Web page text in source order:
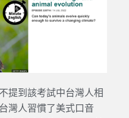
提到該考試中台灣人相
灣人習慣了美式口音